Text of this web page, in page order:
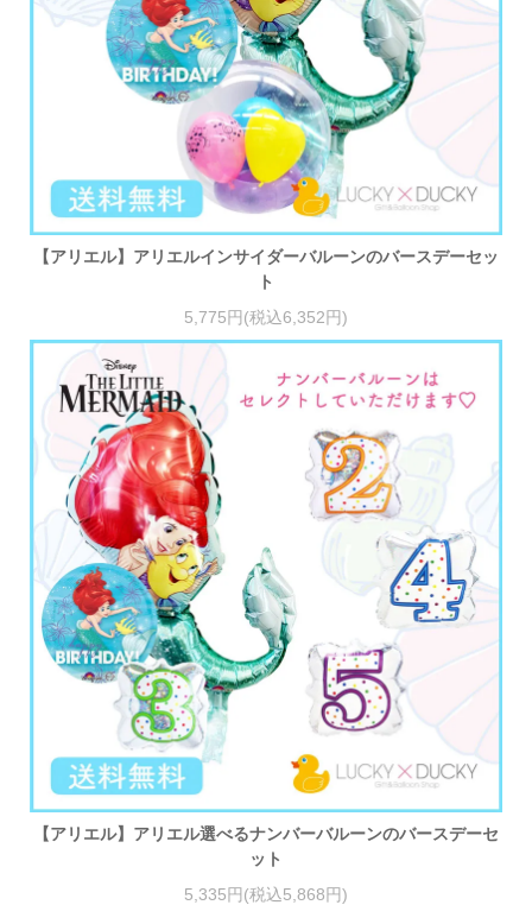
【アリエル】アリエルインサイダーバルーンのバースデーセッ
ト
5,775円(税込6,352円)
【アリエル】アリエル選べるナンバーバルーンのバースデーセ
ット
5,335円(税込5,868円)